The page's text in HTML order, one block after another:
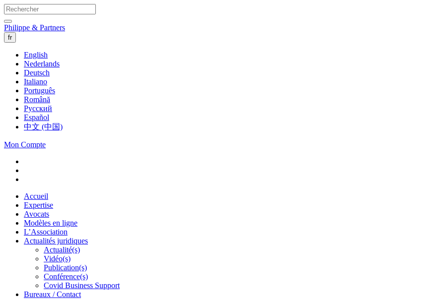
Philippe & Partners
fr
English
Nederlands
Deutsch
Italiano
Português
Română
Русский
Español
中文 (中国)
Mon Compte
Accueil
Expertise
Avocats
Modèles en ligne
L’Association
Actualités juridiques
Actualité(s)
Vidéo(s)
Publication(s)
Conférence(s)
Covid Business Support
Bureaux / Contact